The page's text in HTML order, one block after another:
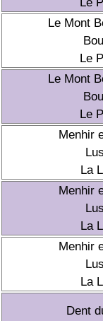
Le
Le Mont
Le
Le Mont
Le
Menhir
La
Menhir
La
Menhir
La
Dent